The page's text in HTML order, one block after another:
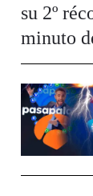
su 2º
minuto